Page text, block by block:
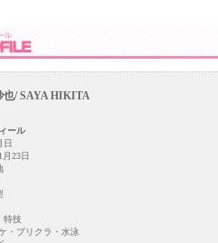
也/ SAYA HIKITA
ール
日
月23日
特技
・プリクラ・水泳